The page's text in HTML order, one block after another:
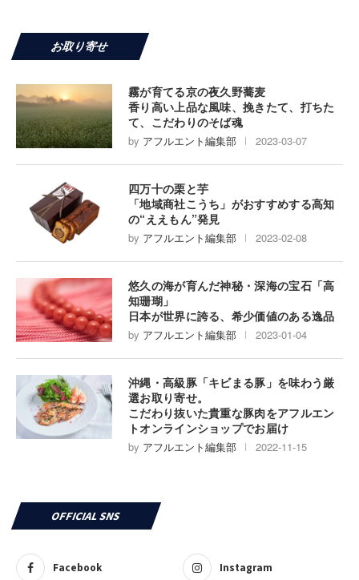
お取り寄せ
霧が育てる京の夜久野蕎麦
香り高い上品な風味、挽きたて、打ちた
て、こだわりのそば魂
by アフルエント編集部 2023-03-07
四万十の栗と芋
「地域商社こうち」がおすすめする高知
の“ええもん”発見
by アフルエント編集部 2023-02-08
悠久の海が育んだ神秘・深海の宝石「高
知珊瑚」
日本が世界に誇る、希少価値のある逸品
by アフルエント編集部 2023-01-04
沖縄・高級豚「キビまる豚」を味わう厳
選お取り寄せ。
こだわり抜いた貴重な豚肉をアフルエン
トオンラインショップでお届け
by アフルエント編集部 2022-11-15
OFFICIAL SNS
Facebook Instagram